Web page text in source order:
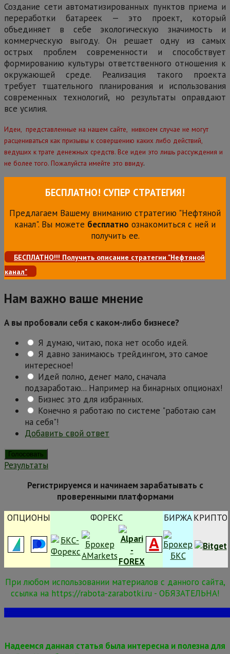
Создание сети автоматизированных пунктов приема и
переработки батареек — это проект, который
объединяет в себе экологическую значимость и
коммерческую выгоду. Он решает одну из самых
острых проблем современности и способствует
формированию культуры ответственного отношения к
окружающей среде. Реализация такого проекта
требует тщательного планирования и использования
современных технологий, но результаты оправдают
все усилия.
Идеи, представленные на нашем сайте, нивкоем случае не могут
расцениваться как призывы к совершению каких либо действий,
ведущих к трате денежных средств. Все идеи это лишь рассуждения и
не более того. Пожалуйста имейте это ввиду.
БЕСПЛАТНО! СУПЕР СТРАТЕГИЯ!
Предлагаем Вашему вниманию стратегию "Нефтяной
канал". Вы можете бесплатно ознакомиться с ней и
получить ее.
БЕСПЛАТНО!!! Получить описание стратегии "Нефтяной
канал"
Нам важно ваше мнение
А вы пробовали себя с каком-либо бизнесе?
Я думаю, читаю, пока нет особо идей.
Я давно занимаюсь трейдингом, это самое
интересное!
Идей полно, денег мало, сначала
подзаработаю... Например на бинарных опционах!
Бизнес это для избранных.
Конечно я работаю по системе "работаю сам
на себя"!
Добавить свой ответ
Результаты
Регистрируемся и начинаем зарабатывать с
проверенными платформами
ОПЦИОНЫ
ФОРЕКС БИРЖАКРИПТО
При любом использовании материалов с данного сайта,
ссылка на https://rabota-zarabotki.ru - ОБЯЗАТЕЛЬНА!
Надеемся данная статья была интересна и полезна для